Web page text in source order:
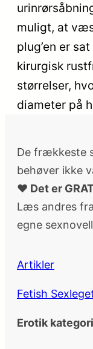
muligt, at
plug’en er
kirurgisk
størrelser,
diameter på
De frækkeste
behøver ikke
♥ Det er
Læs andres
egne
Artikler
Fetish
Erotik